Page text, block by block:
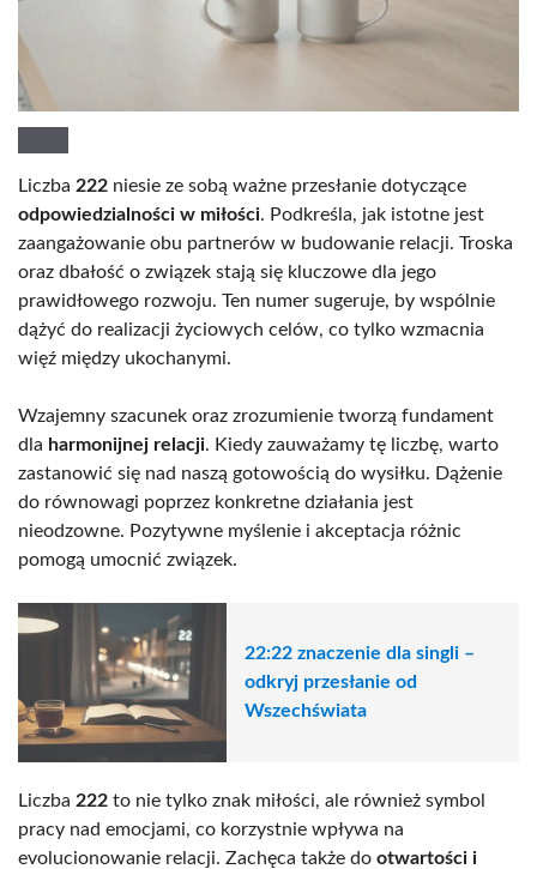
Liczba 222 niesie ze sobą ważne przesłanie dotyczące
odpowiedzialności w miłości. Podkreśla, jak istotne jest
zaangażowanie obu partnerów w budowanie relacji. Troska
oraz dbałość o związek stają się kluczowe dla jego
prawidłowego rozwoju. Ten numer sugeruje, by wspólnie
dążyć do realizacji życiowych celów, co tylko wzmacnia
więź między ukochanymi.
Wzajemny szacunek oraz zrozumienie tworzą fundament
dla harmonijnej relacji. Kiedy zauważamy tę liczbę, warto
zastanowić się nad naszą gotowością do wysiłku. Dążenie
do równowagi poprzez konkretne działania jest
nieodzowne. Pozytywne myślenie i akceptacja różnic
pomogą umocnić związek.
22:22 znaczenie dla singli –
odkryj przesłanie od
Wszechświata
Liczba 222 to nie tylko znak miłości, ale również symbol
pracy nad emocjami, co korzystnie wpływa na
evolucionowanie relacji. Zachęca także do otwartości i